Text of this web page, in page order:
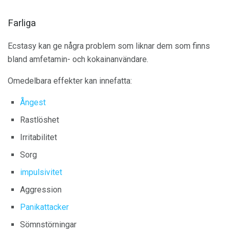
Farliga
Ecstasy kan ge några problem som liknar dem som finns
bland amfetamin- och kokainanvändare.
Omedelbara effekter kan innefatta:
Ångest
Rastlöshet
Irritabilitet
Sorg
impulsivitet
Aggression
Panikattacker
Sömnstörningar